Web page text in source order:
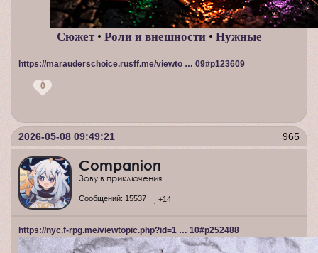
Сюжет• Роли и внешности• Нужные
https://marauderschoice.rusff.me/viewto … 09#p123609
0
965
2026-05-08 09:49:21
Companion
Зову в приключения
Сообщений: 15537 +14
https://nyc.f-rpg.me/viewtopic.php?id=1 … 10#p252488